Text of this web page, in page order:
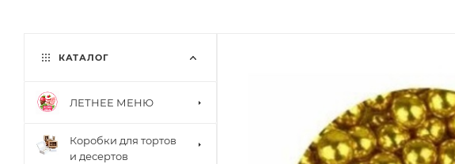
КАТАЛОГ
ЛЕТНЕЕ МЕНЮ
Коробки для тортов
и десертов